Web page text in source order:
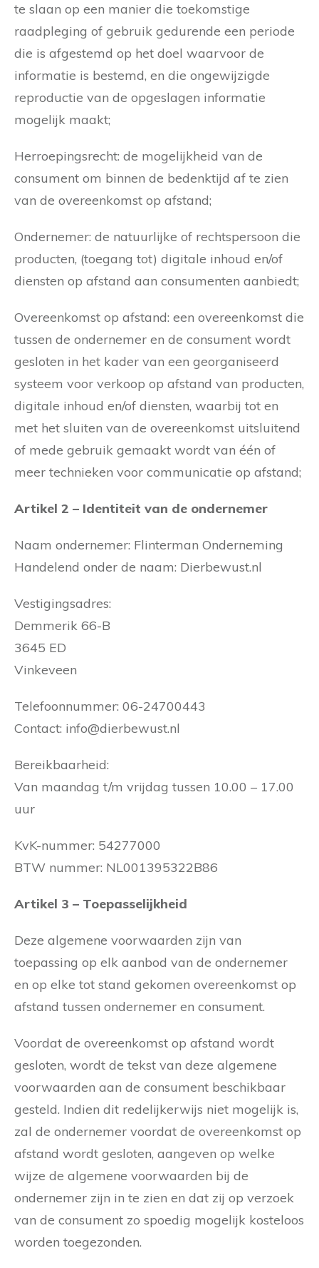
te slaan op een manier die toekomstige
raadpleging of gebruik gedurende een periode
die is afgestemd op het doel waarvoor de
informatie is bestemd, en die ongewijzigde
reproductie van de opgeslagen informatie
mogelijk maakt;
Herroepingsrecht: de mogelijkheid van de
consument om binnen de bedenktijd af te zien
van de overeenkomst op afstand;
Ondernemer: de natuurlijke of rechtspersoon die
producten, (toegang tot) digitale inhoud en/of
diensten op afstand aan consumenten aanbiedt;
Overeenkomst op afstand: een overeenkomst die
tussen de ondernemer en de consument wordt
gesloten in het kader van een georganiseerd
systeem voor verkoop op afstand van producten,
digitale inhoud en/of diensten, waarbij tot en
met het sluiten van de overeenkomst uitsluitend
of mede gebruik gemaakt wordt van één of
meer technieken voor communicatie op afstand;
Artikel 2 – Identiteit van de ondernemer
Naam ondernemer: Flinterman Onderneming
Handelend onder de naam: Dierbewust.nl
Vestigingsadres:
Demmerik 66-B
3645 ED
Vinkeveen
Telefoonnummer: 06-24700443
Contact: info@dierbewust.nl
Bereikbaarheid:
Van maandag t/m vrijdag tussen 10.00 – 17.00
uur
KvK-nummer: 54277000
BTW nummer: NL001395322B86
Artikel 3 – Toepasselijkheid
Deze algemene voorwaarden zijn van
toepassing op elk aanbod van de ondernemer
en op elke tot stand gekomen overeenkomst op
afstand tussen ondernemer en consument.
Voordat de overeenkomst op afstand wordt
gesloten, wordt de tekst van deze algemene
voorwaarden aan de consument beschikbaar
gesteld. Indien dit redelijkerwijs niet mogelijk is,
zal de ondernemer voordat de overeenkomst op
afstand wordt gesloten, aangeven op welke
wijze de algemene voorwaarden bij de
ondernemer zijn in te zien en dat zij op verzoek
van de consument zo spoedig mogelijk kosteloos
worden toegezonden.